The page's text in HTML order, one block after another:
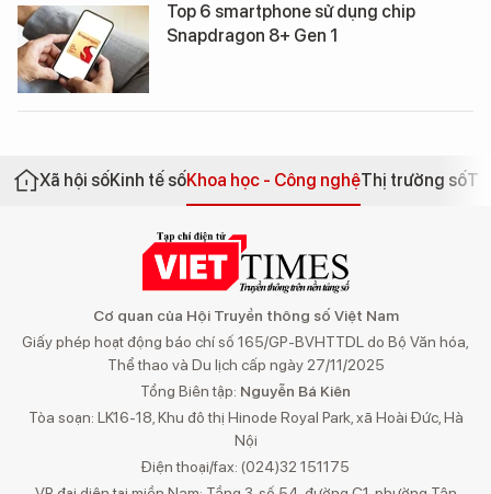
Top 6 smartphone sử dụng chip
Snapdragon 8+ Gen 1
Xã hội sốKinh tế sốKhoa học - Công nghệThị trường số
Cơ quan của Hội Truyền thông số Việt Nam
Giấy phép hoạt động báo chí số 165/GP-BVHTTDL do Bộ Văn hóa,
Thể thao và Du lịch cấp ngày 27/11/2025
Tổng Biên tập: Nguyễn Bá Kiên
Tòa soạn: LK16-18, Khu đô thị Hinode Royal Park, xã Hoài Đức, Hà
Nội
Điện thoại/fax: (024)32 151175